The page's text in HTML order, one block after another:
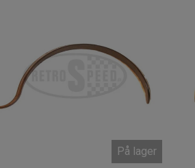
På lager